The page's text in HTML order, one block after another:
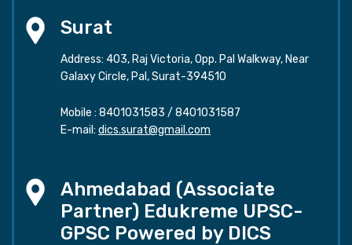
Surat
Address: 403, Raj Victoria, Opp. Pal Walkway, Near
Galaxy Circle, Pal, Surat-394510
Mobile : 8401031583 / 8401031587
E-mail: dics.surat@gmail.com
Ahmedabad (Associate
Partner) Edukreme UPSC-
GPSC Powered by DICS